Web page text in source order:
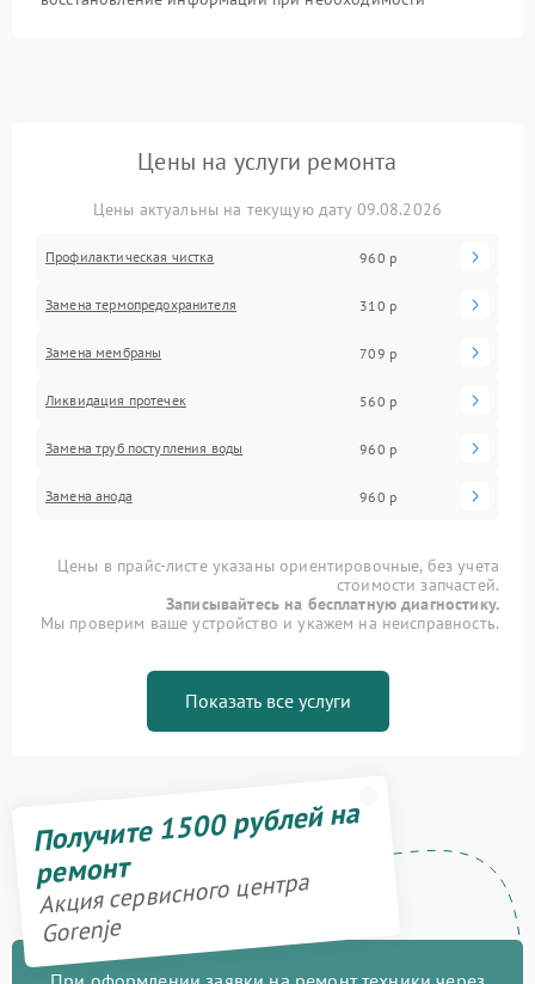
Цены на услуги ремонта
Цены актуальны на текущую дату 09.08.2026
Профилактическая чистка 960 р
Замена термопредохранителя 310 р
Замена мембраны 709 р
Ликвидация протечек 560 р
Замена труб поступления воды 960 р
Замена анода 960 р
Цены в прайс-листе указаны ориентировочные, без учета
стоимости запчастей.
Записывайтесь на бесплатную диагностику.
Мы проверим ваше устройство и укажем на неисправность.
Показать все услуги
Получите 1500 рублей на
ремонт
Акция сервисного центра
Gorenje